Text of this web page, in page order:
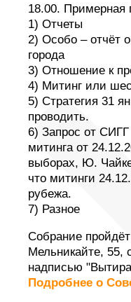
18.00. Примерная
1) Отчеты
2) Особо – отчёт
города
3) Отношение к
4) Митинг или
5) Стратегия 31
проводить.
6) Запрос от СИГГ
митинга от
выборах, Ю.
что митинги
рубежа.
7) Разное
Собрание
Мельникайте, 55,
надписью
Подробнее о